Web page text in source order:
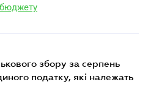
податку, які належать